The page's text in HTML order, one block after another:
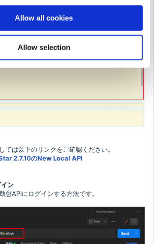
Allow all cookies
Allow selection
が[Response Code]に表示されます。
は以下のリンクをご確認ください。
2.7.10のNew Local API
ン
怠APIにログインする方法です。